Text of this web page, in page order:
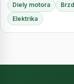
Diely motora
Elektrika